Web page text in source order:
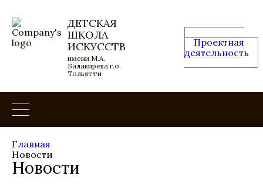
ДЕТСКАЯ
ШКОЛА
ИСКУССТВ
имени М.А.
Балакирева г.о.
Тольятти
Проектная
деятельность
Главная
Новости
Новости